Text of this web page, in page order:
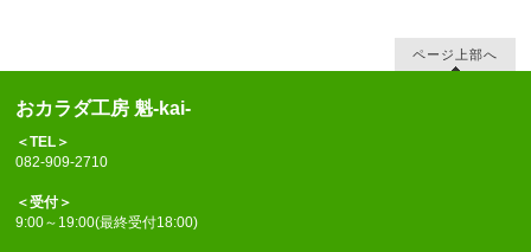
ページ上部へ
おカラダ工房 魁-kai-
＜TEL＞
082-909-2710
＜受付＞
9:00～19:00(最終受付18:00)